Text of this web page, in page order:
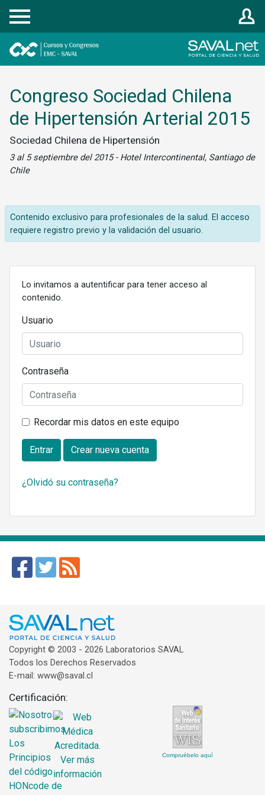
Registrarse
Congreso Sociedad Chilena
de Hipertensión Arterial 2015
Sociedad Chilena de Hipertensión
3 al 5 septiembre del 2015 - Hotel Intercontinental, Santiago de
Chile
Contenido exclusivo para profesionales de la salud. El acceso
requiere registro previo y la validación del usuario.
Lo invitamos a autentificar para tener acceso al
contenido.
Usuario
Contraseña
Recordar mis datos en este equipo
Entrar Crear nueva cuenta
¿Olvidó su contraseña?
Copyright © 2003 - 2026 Laboratorios SAVAL
Todos los Derechos Reservados
E-mail: www@saval.cl
Certificación:
Compruébelo aquí